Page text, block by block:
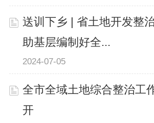
送训下乡 | 省土地开发整
助基层编制好全...
2024-07-05
全市全域土地综合整治工
开